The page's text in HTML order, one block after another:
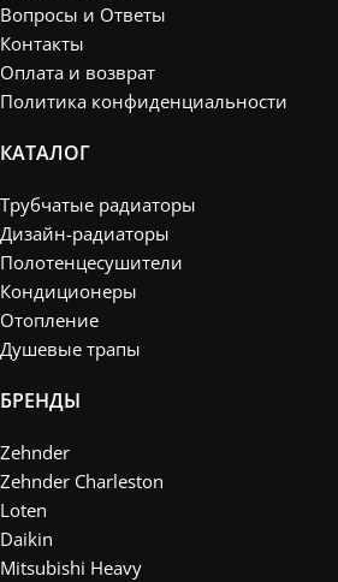
Вопросы и Ответы
Контакты
Оплата и возврат
Политика конфиденциальности
КАТАЛОГ
Трубчатые радиаторы
Дизайн-радиаторы
Полотенцесушители
Кондиционеры
Отопление
Душевые трапы
БРЕНДЫ
Zehnder
Zehnder Charleston
Loten
Daikin
Mitsubishi Heavy